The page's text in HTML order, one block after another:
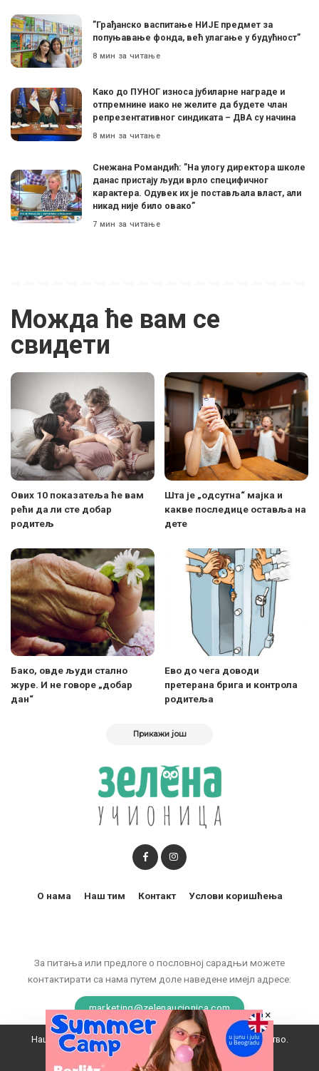
”Грађанско васпитање НИЈЕ предмет за
попуњавање фонда, већ улагање у будућност”
8 мин за читање
Како до ПУНОГ износа јубиларне награде и
отпремнине иако не желите да будете члан
репрезентативног синдиката – ДВА су начина
8 мин за читање
Снежана Романдић: ”На улогу директора школе
данас пристају људи врло специфичног
карактера. Одувек их је постављала власт, али
никад није било овако”
7 мин за читање
Можда ће вам се
свидети
Ових 10 показатеља ће вам
рећи да ли сте добар
родитељ
Шта је „одсутна“ мајка и
какве последице оставља на
дете
Бако, овде људи стално
журе. И не говоре „добар
дан“
Ево до чега доводи
претерана брига и контрола
родитеља
Прикажи још
За питања или предлоге о пословној сарадњи можете
контактирати са нама путем доле наведене имејл адресе:
marketing@zelenaucionica.com
О нама Наш тим Контакт Услови коришћења
© 2011-2024 Copyright by Zelena učionica. All Rights reserved.
Наш вебсајт користи колачиће да побољша ваше искуство.
Прихватам
×